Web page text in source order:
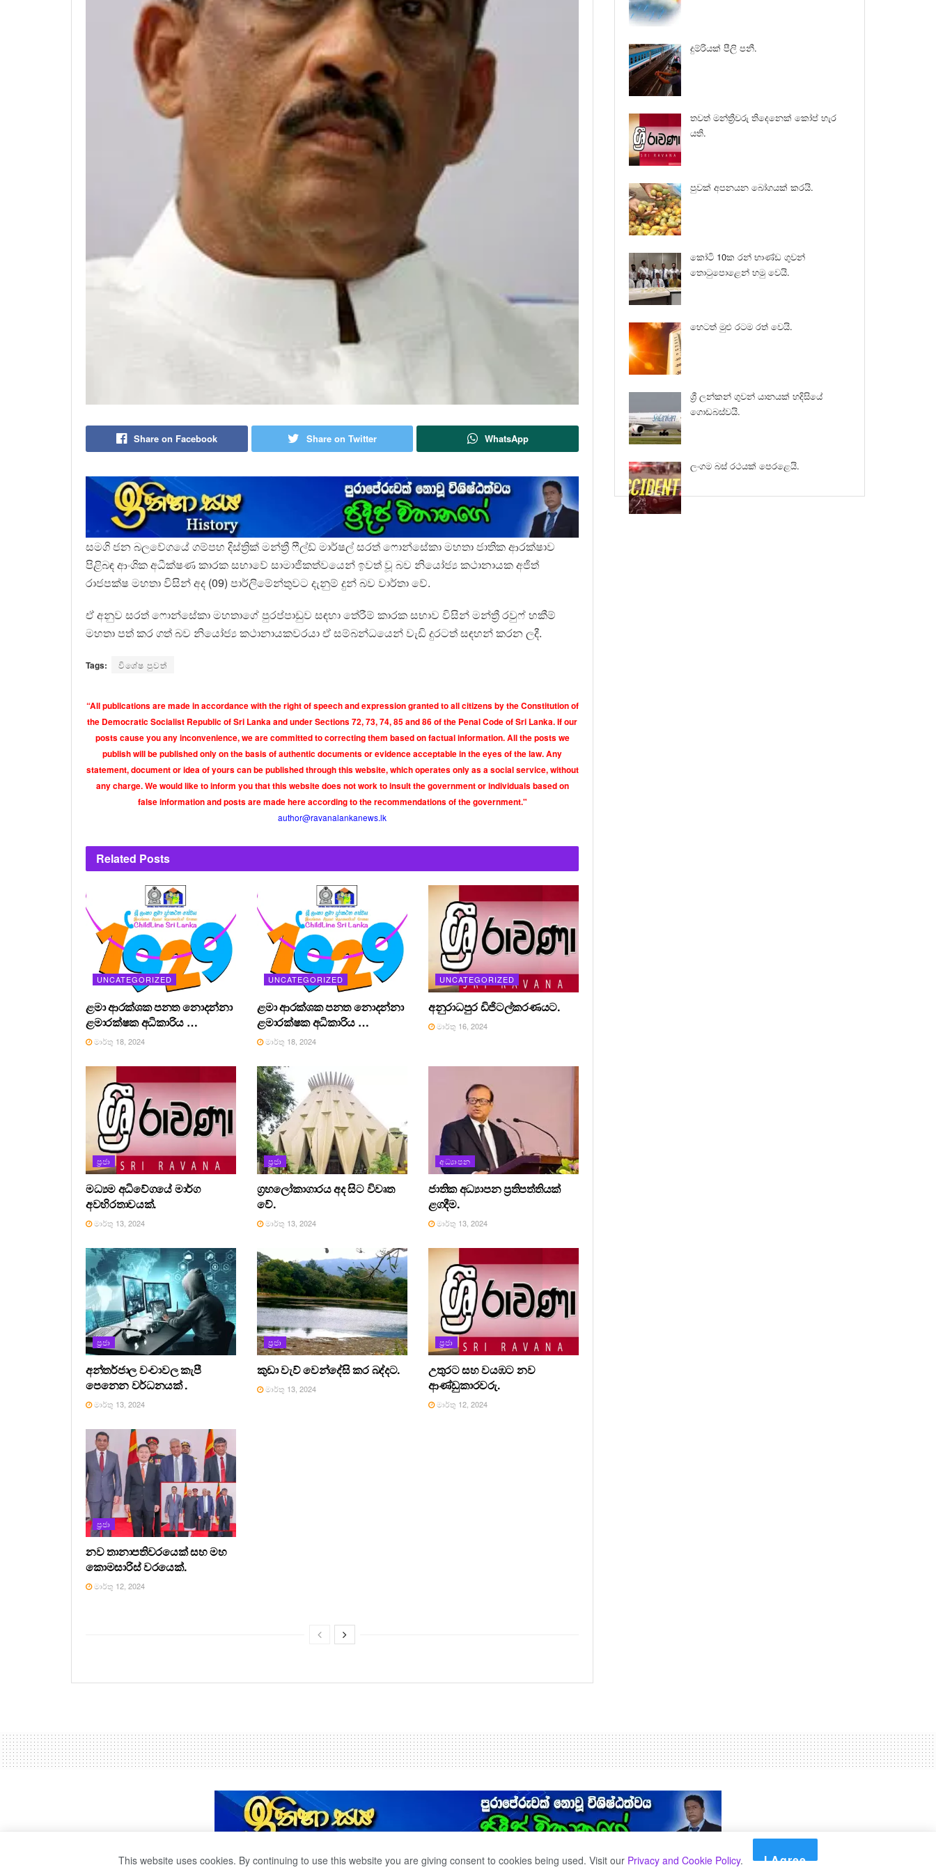
Share on Facebook Share on Twitter WhatsApp
සමගි ජන බලවේගයේ ගම්පහ දිස්ත්‍රික් මන්ත්‍රී ෆීල්ඩ් මාර්ෂල් සරත් ෆොන්සේකා මහතා ජාතික ආරක්ෂාව
පිළිබඳ ආංශික අධීක්ෂණ කාරක සභාවේ සාමාජිකත්වයෙන් ඉවත් වූ බව නියෝජ්‍ය කථානායක අජිත්
රාජපක්ෂ මහතා විසින් අද (09) පාර්ලිමේන්තුවට දැනුම් දුන් බව වාර්තා වේ.
ඒ අනුව සරත් ෆොන්සේකා මහතාගේ පුරප්පාඩුව සඳහා තේරීම් කාරක සභාව විසින් මන්ත්‍රී රවුෆ් හකීම්
මහතා පත් කර ගත් බව නියෝජ්‍ය කථානායකවරයා ඒ සම්බන්ධයෙන් වැඩි දුරටත් සඳහන් කරන ලදී.
Tags: විශේෂ පුවත්
“All publications are made in accordance with the right of speech and expression granted to all citizens by the Constitution of
the Democratic Socialist Republic of Sri Lanka and under Sections 72, 73, 74, 85 and 86 of the Penal Code of Sri Lanka. If our
posts cause you any inconvenience, we are committed to correcting them based on factual information. All the posts we
publish will be published only on the basis of authentic documents or evidence acceptable in the eyes of the law. Any
statement, document or idea of yours can be published through this website, which operates only as a social service, without
any charge. We would like to inform you that this website does not work to insult the government or individuals based on
false information and posts are made here according to the recommendations of the government."
author@ravanalankanews.lk
Related Posts
UNCATEGORIZED
ළමා ආරක්ශක පනත නොදන්නා
ළමාරක්ෂක අධිකාරිය …
මාර්තු 18, 2024
UNCATEGORIZED
ළමා ආරක්ශක පනත නොදන්නා
ළමාරක්ෂක අධිකාරිය …
මාර්තු 18, 2024
UNCATEGORIZED
අනුරාධපුර ඩිජිටල්කරණයට.
මාර්තු 16, 2024
ප්‍රජා
මධ්‍යම අධිවේගයේ මාර්ග
අවහිරතාවයක්.
මාර්තු 13, 2024
ප්‍රජා
ග්‍රහලෝකාගාරය අද සිට විවෘත
වේ.
මාර්තු 13, 2024
අධ්‍යාපන
ජාතික අධ්‍යාපන ප්‍රතිපත්තියක්
ළගදීම.
මාර්තු 13, 2024
ප්‍රජා
අන්තර්ජාල වංචාවල කැපී
පෙනෙන වර්ධනයක් .
මාර්තු 13, 2024
ප්‍රජා
කුඩා වැව් වෙන්දේසි කර බද්දට.
මාර්තු 13, 2024
ප්‍රජා
උතුරට සහ වයඹට නව
ආණ්ඩුකාරවරු.
මාර්තු 12, 2024
ප්‍රජා
නව තානාපතිවරයෙක් සහ මහ
කොමසාරිස් වරයෙක්.
මාර්තු 12, 2024
දුම්රියක් පීලි පනී.
තවත් මන්ත්‍රීවරු තිදෙනෙක් කෝප් හැර
යති.
පුවක් අපනයන බෝගයක් කරයි.
කෝටි 10ක රන් භාණ්ඩ ගුවන්
තොටුපොළෙන් හමු වෙයි.
හෙටත් මුළු රටම රත් වෙයි.
ශ්‍රී ලන්කන් ගුවන් යානයක් හදිසියේ
ගොඩබස්වයි.
ලංගම බස් රථයක් පෙරළෙයි.
This website uses cookies. By continuing to use this website you are giving consent to cookies being used. Visit our Privacy and Cookie Policy. I Agree